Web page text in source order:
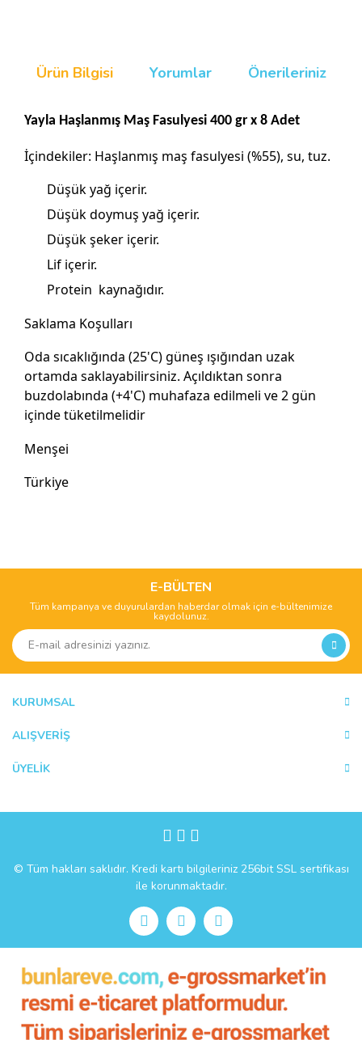
Ürün Bilgisi Yorumlar Önerileriniz
Yayla Haşlanmış Maş Fasulyesi 400 gr x 8 Adet
İçindekiler: Haşlanmış maş fasulyesi (%55), su, tuz.
Düşük yağ içerir.
Düşük doymuş yağ içerir.
Düşük şeker içerir.
Lif içerir.
Protein kaynağıdır.
Saklama Koşulları
Oda sıcaklığında (25'C) güneş ışığından uzak
ortamda saklayabilirsiniz. Açıldıktan sonra
buzdolabında (+4'C) muhafaza edilmeli ve 2 gün
içinde tüketilmelidir
Menşei
Türkiye
Yorum Yaz
kullanarak tarafımıza iletebilirsiniz.
Görüş ve önerileriniz için teşekkür ederiz.
Ürün resmi kalitesiz, bozuk veya görüntülenemiyor.
Ürün açıklamasında eksik bilgiler bulunuyor.
Ürün bilgilerinde hatalar bulunuyor.
E-BÜLTEN
Tüm kampanya ve duyurulardan haberdar olmak için e-bültenimize
kaydolunuz.
KURUMSAL
ALIŞVERİŞ
ÜYELİK
© Tüm hakları saklıdır. Kredi kartı bilgileriniz 256bit SSL sertifikası
ile korunmaktadır.